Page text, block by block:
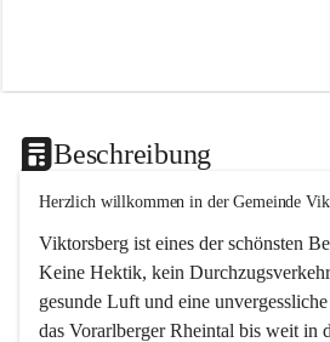
Beschreibung
Herzlich willkommen in der Gemeinde
Viktorsberg ist eines der schönsten
Keine Hektik, kein
gesunde Luft und eine
das Vorarlberger Rheintal bis weit in